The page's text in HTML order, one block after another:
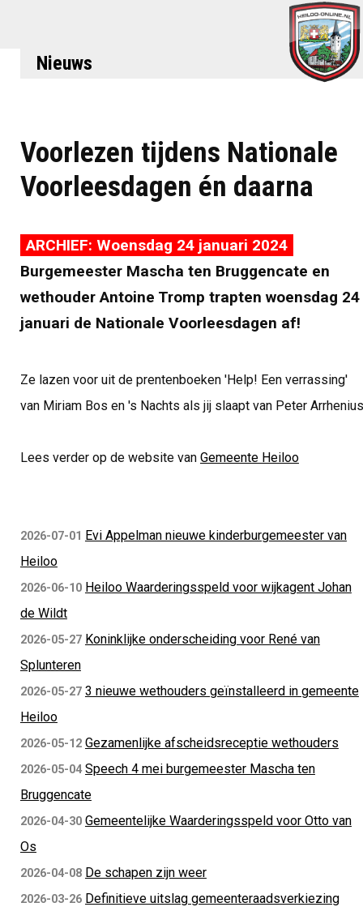
Nieuws
Voorlezen tijdens Nationale
Voorleesdagen én daarna
ARCHIEF: Woensdag 24 januari 2024
Burgemeester Mascha ten Bruggencate en
wethouder Antoine Tromp trapten woensdag 24
januari de Nationale Voorleesdagen af!
Ze lazen voor uit de prentenboeken 'Help! Een verrassing'
van Miriam Bos en 's Nachts als jij slaapt van Peter
Lees verder op de website van Gemeente Heiloo
2026-07-01 Evi Appelman nieuwe kinderburgemeester van
Heiloo
2026-06-10 Heiloo Waarderingsspeld voor wijkagent Johan
de Wildt
2026-05-27 Koninklijke onderscheiding voor René van
Splunteren
2026-05-27 3 nieuwe wethouders geïnstalleerd in gemeente
Heiloo
2026-05-12 Gezamenlijke afscheidsreceptie wethouders
2026-05-04 Speech 4 mei burgemeester Mascha ten
Bruggencate
2026-04-30 Gemeentelijke Waarderingsspeld voor Otto van
Os
2026-04-08 De schapen zijn weer
2026-03-26 Definitieve uitslag gemeenteraadsverkiezing